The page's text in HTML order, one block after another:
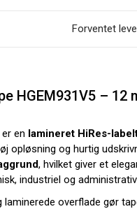
Forventet
HGEM931V5 – 12
en lamineret HiRes-
opløsning og hurtig
, hvilket giver et
industriel og
overflade gør